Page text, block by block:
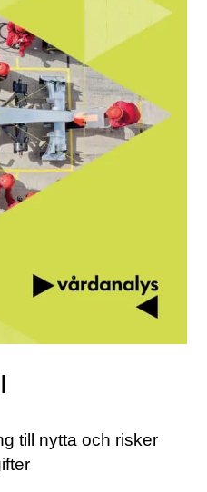
till nytta och risker